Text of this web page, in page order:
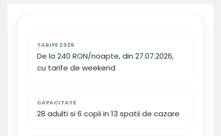
TARIFE 2026
De la 240 RON/noapte, din 27.07.2026,
cu tarife de weekend
CAPACITATE
28 adulti si 6 copii in 13 spatii de cazare